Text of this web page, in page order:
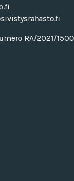
RA/2021/1500